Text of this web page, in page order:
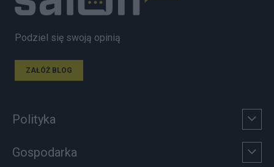
Podziel się swoją opinią
ZAŁÓŻ BLOG
Polityka
Gospodarka